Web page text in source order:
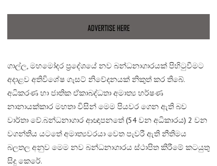
ගාල්ල, මහමෝදර ප්‍රදේශයේ නව බන්ධනාගාරයක් පිහිටුවීමට
අදාළව අතිවිශේෂ ගැසට් නිවේදනයක් නිකුත් කර තිබේ.
අධිකරණ හා ජාතික ඒකාබද්ධතා අමාත්‍ය හර්ෂණ
නානායක්කාර මහතා විසින් මෙම පියවර ගෙන ඇති බව
වාර්තා වේ.​බන්ධනාගාර ආඥාපනතේ (54 වන අධිකාරය) 2 වන
වගන්තිය යටතේ අමාත්‍යවරයා වෙත පැවරී ඇති නීතිමය
බලතල අනුව මෙම නව බන්ධනාගාරය ස්ථාපිත කිරීමේ කටයුතු
සිදු කෙරේ.